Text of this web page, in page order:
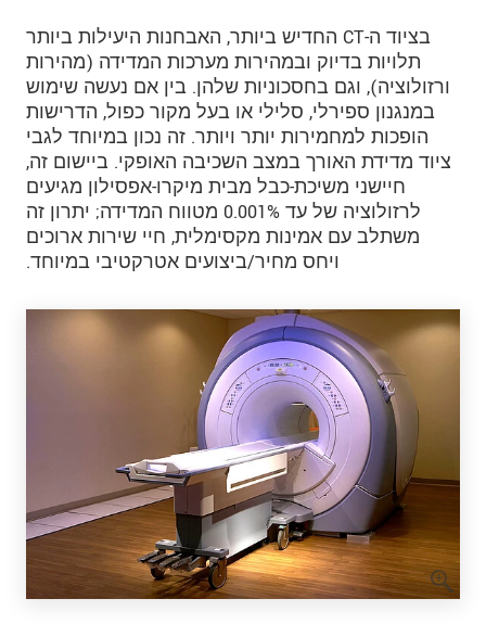
בציוד ה-CT החדיש ביותר, האבחנות היעילות ביותר
תלויות בדיוק ובמהירות מערכות המדידה (מהירות
ורזולוציה), וגם בחסכוניות שלהן. בין אם נעשה שימוש
במנגנון ספירלי, סלילי או בעל מקור כפול, הדרישות
הופכות למחמירות יותר ויותר. זה נכון במיוחד לגבי
ציוד מדידת האורך במצב השכיבה האופקי. ביישום זה,
חיישני משיכת-כבל מבית מיקרו-אפסילון מגיעים
לרזולוציה של עד 0.001% מטווח המדידה; יתרון זה
משתלב עם אמינות מקסימלית, חיי שירות ארוכים
ויחס מחיר/ביצועים אטרקטיבי במיוחד.